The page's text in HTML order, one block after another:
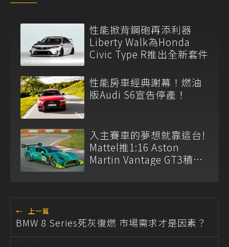
性能掀背鋼砲再添利器
Liberty Walk為Honda
Civic Type R推出全新套件
性能房車經典謝幕！燃油
版Audi S6宣告停產！
入主賽車的夢想就靠這台!
Mattel推1:16 Aston
Martin Vantage GT3積木
← 上一篇
BMW 8 Series死灰復燃 市場需求才是因素？